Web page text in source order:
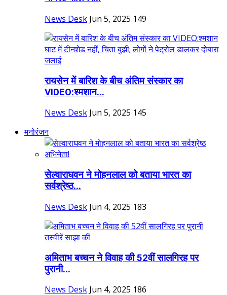
News Desk Jun 5, 2025 149
रायसेन में बारिश के बीच अंतिम संस्कार का
VIDEO:श्मशान...
News Desk Jun 5, 2025 145
मनोरंजन
सेल्वाराघवन ने मोहनलाल को बताया भारत का
सर्वश्रेष्ठ...
News Desk Jun 4, 2025 183
अमिताभ बच्चन ने विवाह की 52वीं सालगिरह पर
पुरानी...
News Desk Jun 4, 2025 186